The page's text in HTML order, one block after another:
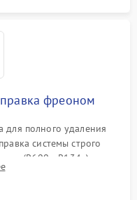
фреоном
для полного удаления
системы строго
(R600a, R134a) по
давления в системе.